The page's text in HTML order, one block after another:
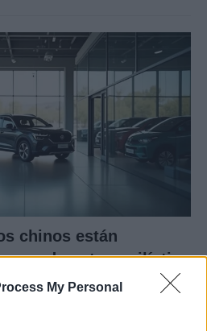
My Personal
chinos están
automovilístico
el mercado español…